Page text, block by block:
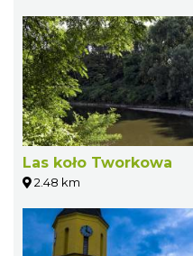
Las koło Tworkowa
2.48 km